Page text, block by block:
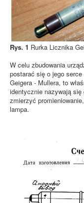
Rys. 1 Rurka Licznika
W celu zbudowania
postarać się o jego
Geigera - Mullera, to
identycznie nazywają
zmierzyć
lampa.